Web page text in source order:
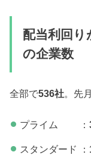
配当利回り
の企業数
全部で536社。先
プライム ：
スタンダード ：